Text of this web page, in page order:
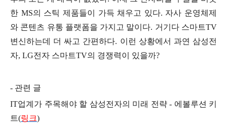
한 MS의 스틱 제품들이 가득 채우고 있다. 자사 운영체제
와 콘텐츠 유통 플랫폼을 가지고 말이다. 거기다 스마트TV
변신하는데 더 싸고 간편하다. 이런 상황에서 과연 삼성전
자, LG전자 스마트TV의 경쟁력이 있을까?
- 관련 글
IT업계가 주목해야 할 삼성전자의 미래 전략 - 에볼루션 키
트(링크)